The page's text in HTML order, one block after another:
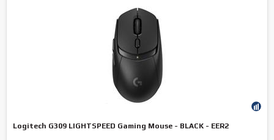
Logitech G309 LIGHTSPEED Gaming Mouse - BLACK - EER2